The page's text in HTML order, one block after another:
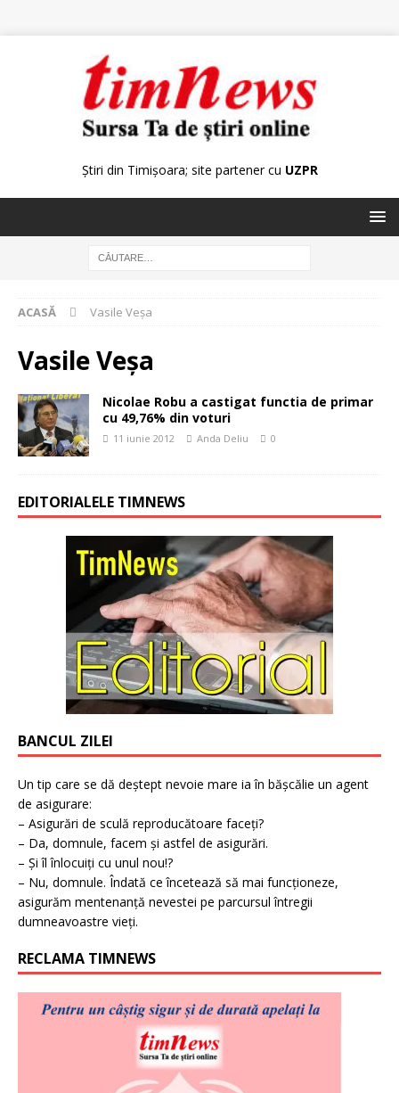
Știri din Timișoara; site partener cu UZPR
ACASĂ Vasile Veşa
Vasile Veşa
Nicolae Robu a castigat functia de primar
cu 49,76% din voturi
11 iunie 2012 Anda Deliu 0
EDITORIALELE TIMNEWS
BANCUL ZILEI
Un tip care se dă deștept nevoie mare ia în bășcălie un agent
de asigurare:
– Asigurări de sculă reproducătoare faceți?
– Da, domnule, facem și astfel de asigurări.
– Și îl înlocuiți cu unul nou!?
– Nu, domnule. Îndată ce încetează să mai funcționeze,
asigurăm mentenanță nevestei pe parcursul întregii
dumneavoastre vieți.
RECLAMA TIMNEWS